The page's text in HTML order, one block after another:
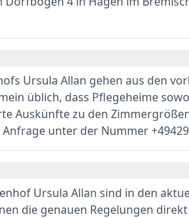
Ursula Allan gehen aus den
üblich, dass Pflegeheime
Auskünfte zu den
unter der Nummer
Ursula Allan sind in den
die genauen Regelungen